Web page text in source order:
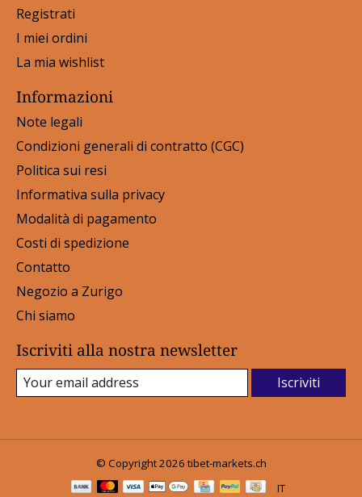
Registrati
I miei ordini
La mia wishlist
Informazioni
Note legali
Condizioni generali di contratto (CGC)
Politica sui resi
Informativa sulla privacy
Modalità di pagamento
Costi di spedizione
Contatto
Negozio a Zurigo
Chi siamo
Iscriviti alla nostra newsletter
Iscriviti
© Copyright 2026 tibet-markets.ch
IT